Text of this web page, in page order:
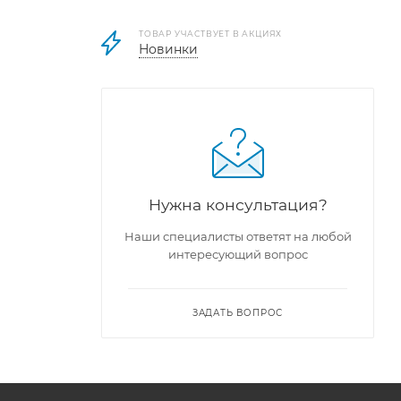
ТОВАР УЧАСТВУЕТ В АКЦИЯХ
Новинки
Нужна консультация?
Наши специалисты ответят на любой
интересующий вопрос
ЗАДАТЬ ВОПРОС